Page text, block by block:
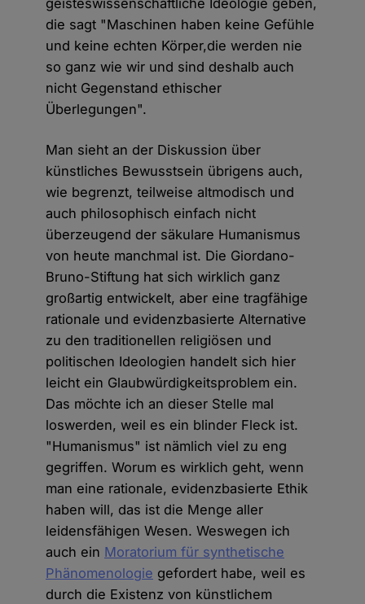
geisteswissenschaftliche Ideologie geben,
die sagt "Maschinen haben keine Gefühle
und keine echten Körper,die werden nie
so ganz wie wir und sind deshalb auch
nicht Gegenstand ethischer
Überlegungen".
Man sieht an der Diskussion über
künstliches Bewusstsein übrigens auch,
wie begrenzt, teilweise altmodisch und
auch philosophisch einfach nicht
überzeugend der säkulare Humanismus
von heute manchmal ist. Die Giordano-
Bruno-Stiftung hat sich wirklich ganz
großartig entwickelt, aber eine tragfähige
rationale und evidenzbasierte Alternative
zu den traditionellen religiösen und
politischen Ideologien handelt sich hier
leicht ein Glaubwürdigkeitsproblem ein.
Das möchte ich an dieser Stelle mal
loswerden, weil es ein blinder Fleck ist.
"Humanismus" ist nämlich viel zu eng
gegriffen. Worum es wirklich geht, wenn
man eine rationale, evidenzbasierte Ethik
haben will, das ist die Menge aller
leidensfähigen Wesen. Weswegen ich
auch ein Moratorium für synthetische
Phänomenologie gefordert habe, weil es
durch die Existenz von künstlichem